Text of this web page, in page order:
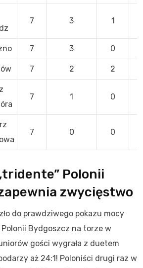
7 3 1
7 3 0
7 2 2
7 1 0
7 0 0
Polonii
zwycięstwo
do prawdziwego pokazu mocy
Bydgoszcz na torze w
gości wygrała z duetem
aż 24:1! Poloniści drugi raz w